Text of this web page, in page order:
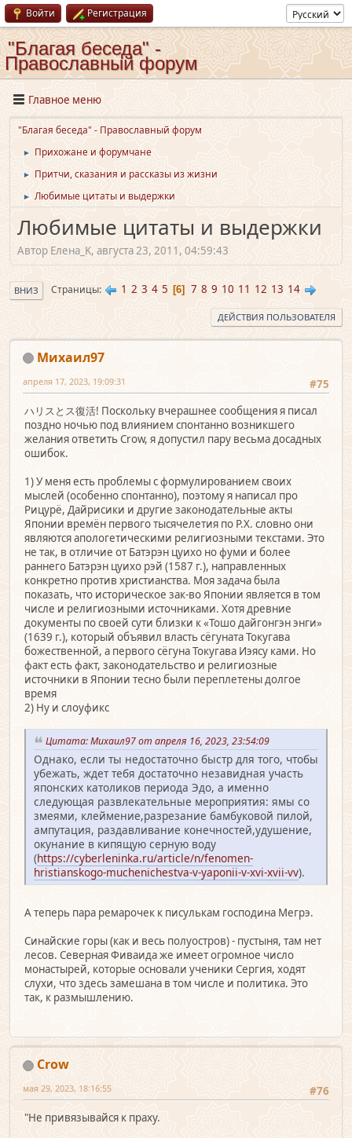
Войти Регистрация
"Благая беседа" -
Православный форум
Главное меню
"Благая беседа" - Православный форум
► Прихожане и форумчане
► Притчи, сказания и рассказы из жизни
► Любимые цитаты и выдержки
Любимые цитаты и выдержки
Автор Елена_K, августа 23, 2011, 04:59:43
ВНИЗ Страницы 1 2 3 4 5 6 7 8 9 10 11 12 13 14
ДЕЙСТВИЯ ПОЛЬЗОВАТЕЛЯ
Михаил97
#75
апреля 17, 2023, 19:09:31
ハリスとス復活! Поскольку вчерашнее сообщения я писал
поздно ночью под влиянием спонтанно возникшего
желания ответить Crow, я допустил пару весьма досадных
ошибок.
1) У меня есть проблемы с формулированием своих
мыслей (особенно спонтанно), поэтому я написал про
Рицурё, Дайрисики и другие законодательные акты
Японии времён первого тысячелетия по Р.Х. словно они
являются апологетическими религиозными текстами. Это
не так, в отличие от Батэрэн цуихо но фуми и более
раннего Батэрэн цуихо рэй (1587 г.), направленных
конкретно против христианства. Моя задача была
показать, что историческое зак-во Японии является в том
числе и религиозными источниками. Хотя древние
документы по своей сути близки к «Тошо дайгонгэн энги»
(1639 г.), который объявил власть сёгуната Токугава
божественной, а первого сёгуна Токугава Иэясу ками. Но
факт есть факт, законодательство и религиозные
источники в Японии тесно были переплетены долгое
время
2) Ну и слоуфикс
Цитата: Михаил97 от апреля 16, 2023, 23:54:09
Однако, если ты недостаточно быстр для того, чтобы
убежать, ждет тебя достаточно незавидная участь
японских католиков периода Эдо, а именно
следующая развлекательные мероприятия: ямы со
змеями, клеймение,разрезание бамбуковой пилой,
ампутация, раздавливание конечностей,удушение,
окунание в кипящую серную воду
(https://cyberleninka.ru/article/n/fenomen-
hristianskogo-muchenichestva-v-yaponii-v-xvi-xvii-vv).
А теперь пара ремарочек к писулькам господина Мегрэ.
Синайские горы (как и весь полуостров) - пустыня, там нет
лесов. Северная Фиваида же имеет огромное число
монастырей, которые основали ученики Сергия, ходят
слухи, что здесь замешана в том числе и политика. Это
так, к размышлению.
Crow
#76
мая 29, 2023, 18:16:55
"Не привязывайся к праху.